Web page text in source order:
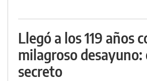
Llegó a los 119 años
milagroso desayuno:
secreto